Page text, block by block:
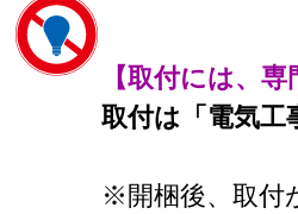
【取付には、
取付は「電気工
※開梱後、取付